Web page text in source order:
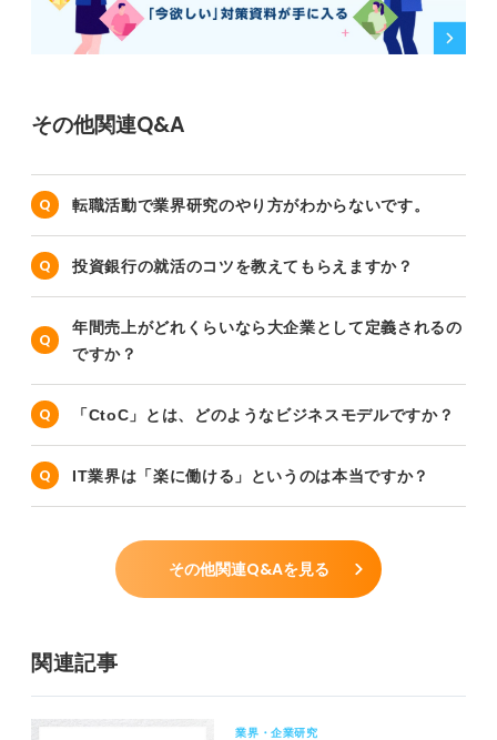
その他関連Q&A
転職活動で業界研究のやり方がわからないです。
投資銀行の就活のコツを教えてもらえますか？
年間売上がどれくらいなら大企業として定義されるの
ですか？
「CtoC」とは、どのようなビジネスモデルですか？
IT業界は「楽に働ける」というのは本当ですか？
その他関連Q&Aを見る
関連記事
業界・企業研究